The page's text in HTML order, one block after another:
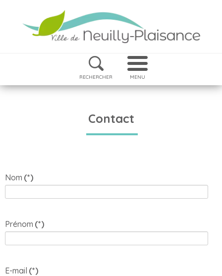
RECHERCHER MENU
Contact
Nom (*)
Prénom (*)
E-mail (*)